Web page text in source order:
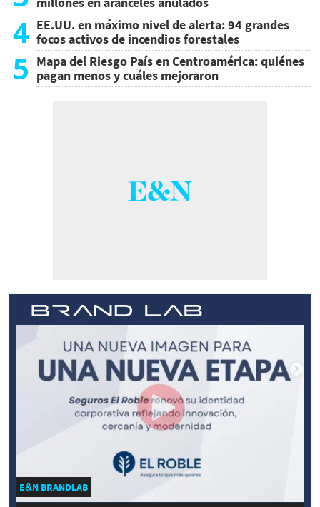
4 EE.UU. en máximo nivel de alerta: 94 grandes
focos activos de incendios forestales
5 Mapa del Riesgo País en Centroamérica: quiénes
pagan menos y cuáles mejoraron
E&N BRANDLAB